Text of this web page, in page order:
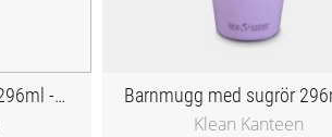
Barnmugg med sugrör 296ml - Sparkling Grape
Klean Kanteen